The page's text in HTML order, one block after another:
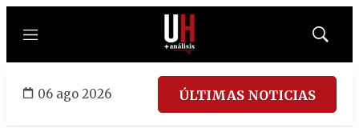
Menú
Mostrar
06 ago 2026 ÚLTIMAS NOTICIAS